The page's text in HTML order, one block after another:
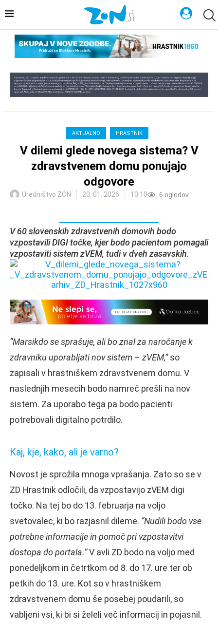
AKTUALNO HRASTNIK
V dilemi glede novega sistema? V
zdravstvenem domu ponujajo
odgovore
Uredništvo ZON 20. 01. 2026 10:10 6 ogledov
V 60 slovenskih zdravstvenih domovih bodo
vzpostavili DIGI točke, kjer bodo pacientom pomagali
vzpostaviti sistem zVEM, tudi v dveh zasavskih.
“Marsikdo se sprašuje, ali bo znal za naročanje k
zdravniku uporabljati nov sistem – zVEM,”so
zapisali v hrastniškem zdravstvenem domu. V
naslednjih mesecih bodo namreč prešli na nov
sistem. Za uporabo tega pa bodo pacienti
potrebovali digitalno potrdilo.
Kaj, kje, kako, ali je varno?
Novost je sprožila mnoga vprašanja. Zato so se v
ZD Hrastnik odločili, da vzpostavijo zVEM digi
točko. Na tej bo do 13. februarja na voljo
svetovalec, ki bo razjasnil dileme. “Nudili bodo vse
potrebne informacije in pomoč pri vzpostavitvi
dostopa do portala.”V avli ZD bodo na voljo med
ponedeljkom in četrtkom od 8. do 17. ure ter ob
petkih do 13. ure. Kot so v hrastniškem
zdravstvenem domu še posebej poudarili, so
vabljeni vsi, ki bi si želeli več informacij in pojasnil.